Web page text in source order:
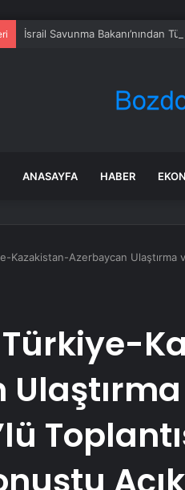
İsrail Savunma Bakanı’nından
ANASAYFA HABER
Kazakistan-Azerbaycan Ulaştırma ve